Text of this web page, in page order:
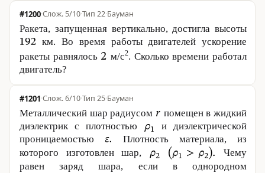
#1200· 5/10·Тип 22·Бауман
Ракета, запущенная вертикально, достигла высоты
км. Во время работы двигателей ускорение
ракеты равнялось
м/с2. Сколько времени работал
двигатель?
#1201· 6/10·Тип 25·Бауман
Металлический шар радиусом
помещен в жидкий
диэлектрик с плотностью
и диэлектрической
проницаемостью
Плотность материала, из
которого изготовлен шар,
Чему
равен заряд шара, если в однородном